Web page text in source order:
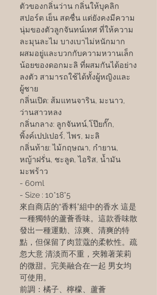
ตัวของกลิ่นว่าน กลิ่นให้บุคลิก
สปอร์ต เย็น สดชื่น แต่ยังคงมีความ
นุ่มของตัวลูกจันทน์เทศ ที่ให้ความ
ละมุนละไม บางเบาไม่หนักมาก
ผสมอยู่และบวกกับความหวานเล็ก
น้อยของดอกมะลิ ที่ผสมกันได้อย่าง
ลงตัว สามารถใช้ได้ทั้งผู้หญิงและ
ผู้ชาย
กลิ่นเปิด: ส้มแทนจาริน, มะนาว,
ว่านสาวหลง
กลิ่นกลาง: ลูกจันทน์,โป๊ยกั๊ก,
พิ้งค์เปปเปอร์, ไพร, มะลิ
กลิ่นท้าย: ไม้กฤษณา, กำยาน,
หญ้าฝรั่น, ชะลูด, ไอริส, น้ำมัน
มะพร้าว
- 60ml
- Size : 10*18*5
來自商店的“香料”組中的香水 這是
一種獨特的蘆薈香味。這款香味散
發出一種運動、涼爽、清爽的特
點，但保留了肉荳蔻的柔軟性。疏
忽大意 清淡而不重，夾雜著茉莉
的微甜。完美融合在一起 男女均
可使用。
前調：橘子、檸檬、蘆薈